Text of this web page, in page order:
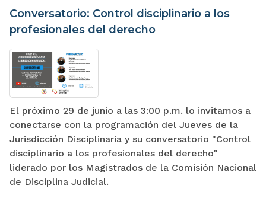
Conversatorio: Control disciplinario a los
profesionales del derecho
El próximo 29 de junio a las 3:00 p.m. lo invitamos a
conectarse con la programación del Jueves de la
Jurisdicción Disciplinaria y su conversatorio "Control
disciplinario a los profesionales del derecho"
liderado por los Magistrados de la Comisión Nacional
de Disciplina Judicial.